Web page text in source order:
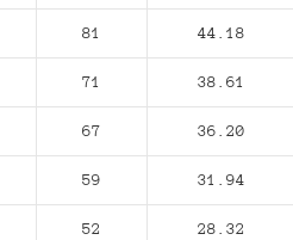
81 44.18
71 38.61
67 36.20
59 31.94
52 28.32